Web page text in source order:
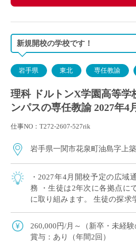
新規開校の学校です！
岩手県 東北 専任教諭
理科 ドルトンX学園高等学
ンパスの専任教諭 2027年4
仕事NO：T272-2607-527rik
岩手県一関市花泉町油島字上
・2027年4月開校予定の広域
務 ・生徒は2年次に各拠点に
に取り組みます。 生徒の探求
ご興味がある方など、積極的
※月に1回程度、地域拠点への
260,000円/月～（新卒・未経験
賞与：あり（年間2回）